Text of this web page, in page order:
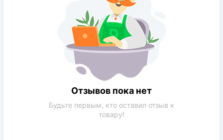
Отзывов пока нет
Будьте первым, кто оставил отзыв к
товару!